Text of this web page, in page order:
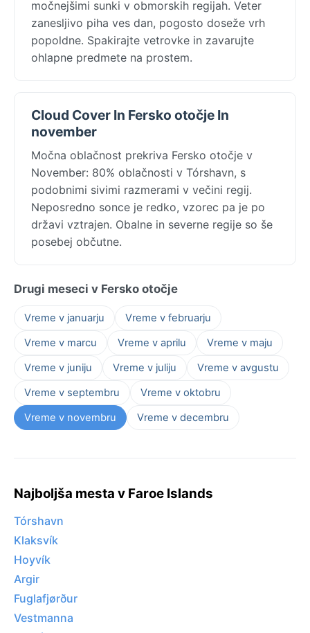
močnejšimi sunki v obmorskih regijah. Veter
zanesljivo piha ves dan, pogosto doseže vrh
popoldne. Spakirajte vetrovke in zavarujte
ohlapne predmete na prostem.
Cloud Cover In Fersko otočje In
november
Močna oblačnost prekriva Fersko otočje v
November: 80% oblačnosti v Tórshavn, s
podobnimi sivimi razmerami v večini regij.
Neposredno sonce je redko, vzorec pa je po
državi vztrajen. Obalne in severne regije so še
posebej občutne.
Drugi meseci v Fersko otočje
Vreme v januarju
Vreme v februarju
Vreme v marcu
Vreme v aprilu
Vreme v maju
Vreme v juniju
Vreme v juliju
Vreme v avgustu
Vreme v septembru
Vreme v oktobru
Vreme v novembru
Vreme v decembru
Najboljša mesta v Faroe Islands
Tórshavn
Klaksvík
Hoyvík
Argir
Fuglafjørður
Vestmanna